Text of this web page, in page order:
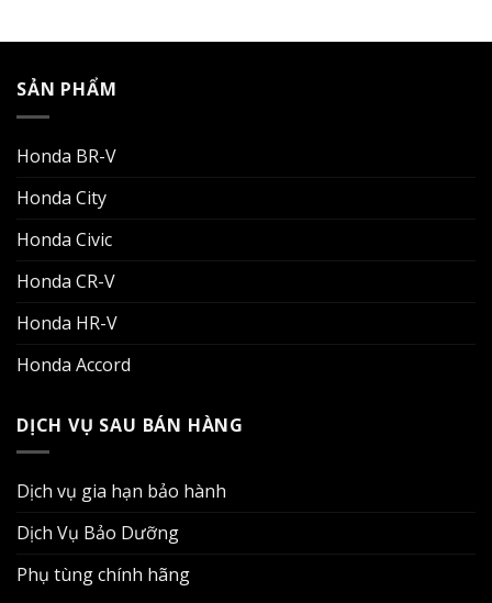
SẢN PHẨM
Honda BR-V
Honda City
Honda Civic
Honda CR-V
Honda HR-V
Honda Accord
DỊCH VỤ SAU BÁN HÀNG
Dịch vụ gia hạn bảo hành
Dịch Vụ Bảo Dưỡng
Phụ tùng chính hãng